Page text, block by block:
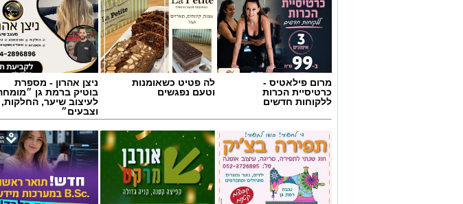
מרום פילאטיס -
כרטיסיית הכרות
ללקוחות חדשים
לה פטיט כשאומנות
וטעם נפגשים
ניצן אהרון - מספרת
בוטיק ברמת גן
לעיצוב שיער, החלקות,
וצבעים״